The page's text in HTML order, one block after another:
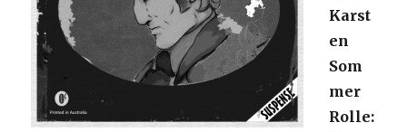
Karst
en
Som
mer
Rolle: